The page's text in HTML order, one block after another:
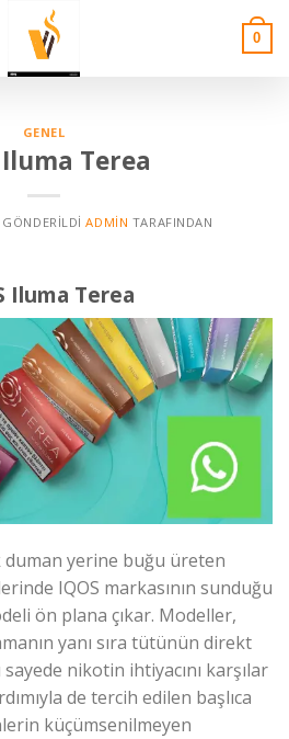
0
GENEL
Iluma Terea
GÖNDERILDI ADMIN TARAFINDAN
Iluma Terea
yerine buğu üreten
IQOS markasının sunduğu
ön plana çıkar. Modeller,
yanı sıra tütünün direkt
sayede nikotin ihtiyacını karşılar
de tercih edilen başlıca
küçümsenilmeyen